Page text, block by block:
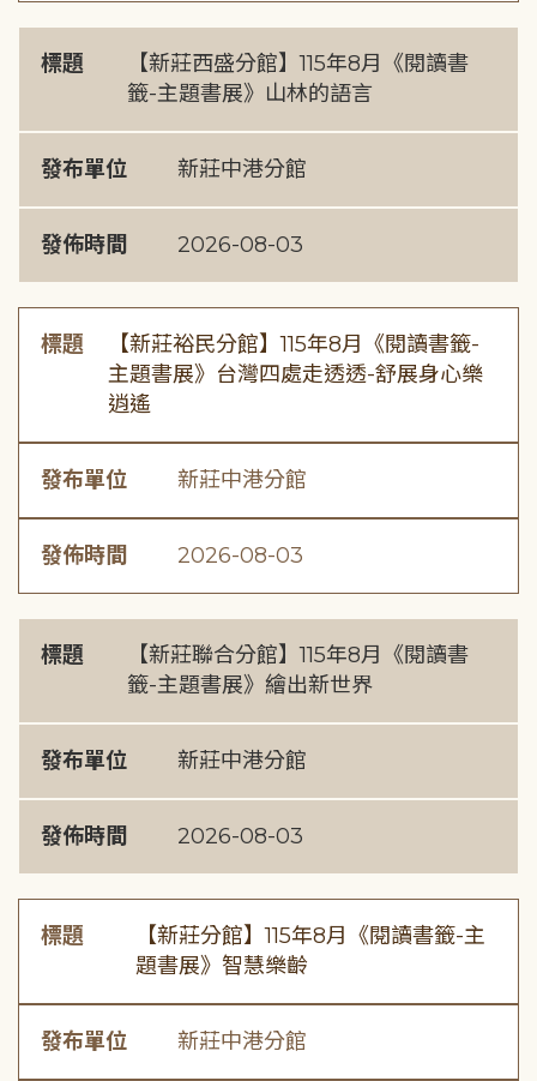
標題
【新莊西盛分館】115年8月《閱讀書
籤-主題書展》山林的語言
發布單位 新莊中港分館
發佈時間 2026-08-03
標題
【新莊裕民分館】115年8月《閱讀書籤-
主題書展》台灣四處走透透-舒展身心樂
逍遙
發布單位 新莊中港分館
發佈時間 2026-08-03
標題
【新莊聯合分館】115年8月《閱讀書
籤-主題書展》繪出新世界
發布單位 新莊中港分館
發佈時間 2026-08-03
標題
【新莊分館】115年8月《閱讀書籤-主
題書展》智慧樂齡
發布單位 新莊中港分館